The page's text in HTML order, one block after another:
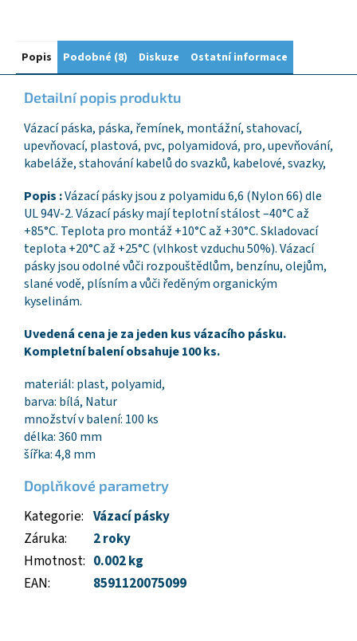
Popis Podobné (8) Diskuze Ostatní informace
Detailní popis produktu
Vázací páska, páska, řemínek, montážní, stahovací,
upevňovací, plastová, pvc, polyamidová, pro, upevňování,
kabeláže, stahování kabelů do svazků, kabelové, svazky,
Popis :Vázací pásky jsou z polyamidu 6,6 (Nylon 66) dle
UL 94V-2. Vázací pásky mají teplotní stálost –40°C až
+85°C. Teplota pro montáž +10°C až +30°C. Skladovací
teplota +20°C až +25°C (vlhkost vzduchu 50%). Vázací
pásky jsou odolné vůči rozpouštědlům, benzínu, olejům,
slané vodě, plísním a vůči ředěným organickým
kyselinám.
Uvedená cena je za jeden kus vázacího pásku.
Kompletní balení obsahuje 100 ks.
materiál: plast, polyamid,
barva: bílá, Natur
množství v balení: 100 ks
délka: 360 mm
šířka: 4,8 mm
Doplňkové parametry
Kategorie: Vázací pásky
Záruka:
2 roky
Hmotnost: 0.002 kg
EAN: 8591120075099